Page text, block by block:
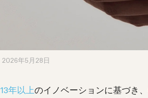
2026年5月28日
13年以上のイノベーションに基づき、